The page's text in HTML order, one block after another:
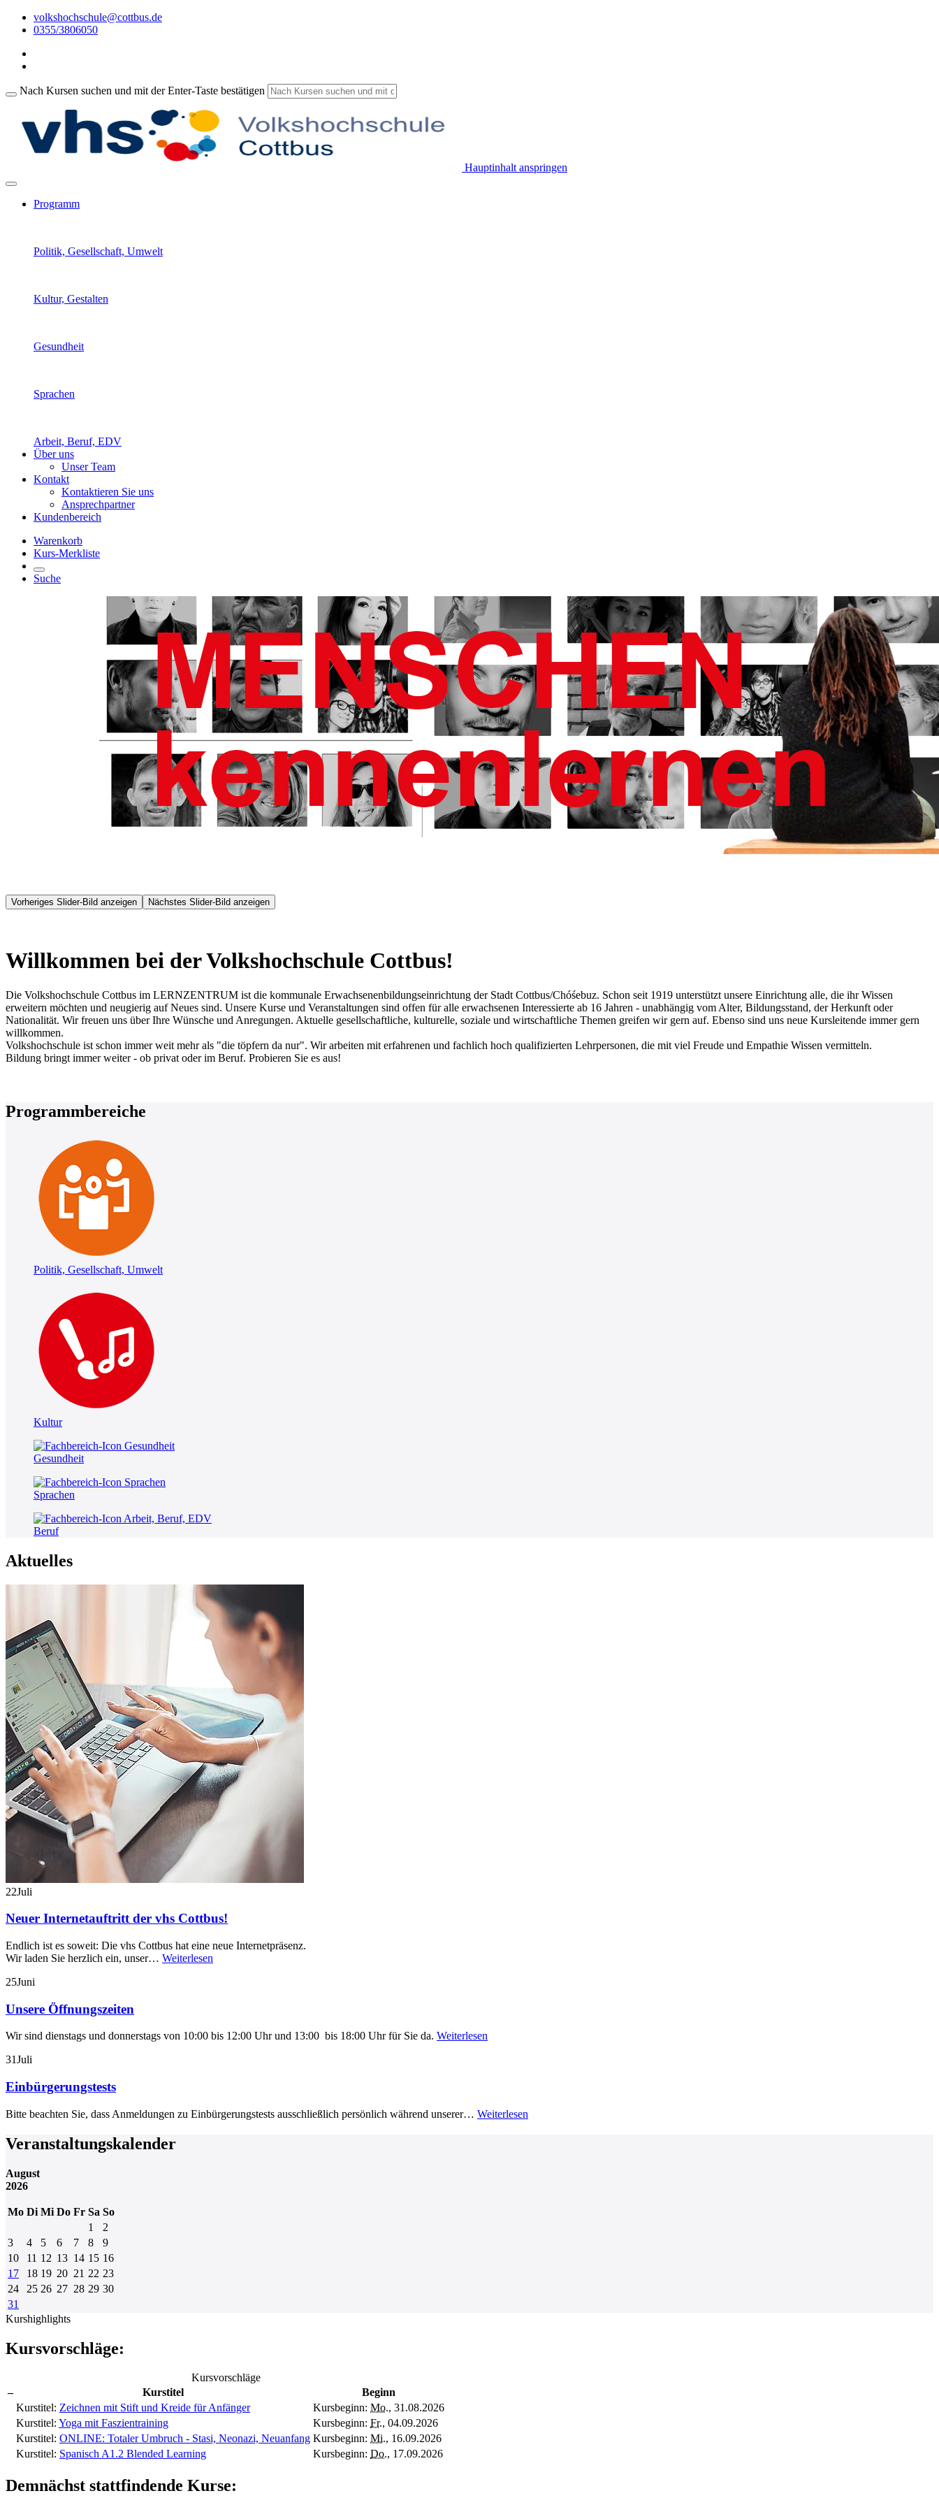
volkshochschule@cottbus.de
0355/3806050
Nach Kursen suchen und mit der Enter-Taste bestätigen
Hauptinhalt anspringen
Programm
Politik, Gesellschaft, Umwelt
Kultur, Gestalten
Gesundheit
Sprachen
Arbeit, Beruf, EDV
Über uns
Unser Team
Kontakt
Kontaktieren Sie uns
Ansprechpartner
Kundenbereich
Warenkorb
Kurs-Merkliste
Suche
Vorheriges Slider-Bild anzeigen Nächstes Slider-Bild anzeigen
Willkommen bei der Volkshochschule Cottbus!
Die Volkshochschule Cottbus im LERNZENTRUM ist die kommunale Erwachsenenbildungseinrichtung der Stadt Cottbus/Chóśebuz. Schon seit 1919 unterstützt unsere Einrichtung alle, die ihr Wissen
erweitern möchten und neugierig auf Neues sind. Unsere Kurse und Veranstaltungen sind offen für alle erwachsenen Interessierte ab 16 Jahren - unabhängig vom Alter, Bildungsstand, der Herkunft oder
Nationalität. Wir freuen uns über Ihre Wünsche und Anregungen. Aktuelle gesellschaftliche, kulturelle, soziale und wirtschaftliche Themen greifen wir gern auf. Ebenso sind uns neue Kursleitende immer gern
willkommen.
Volkshochschule ist schon immer weit mehr als "die töpfern da nur". Wir arbeiten mit erfahrenen und fachlich hoch qualifizierten Lehrpersonen, die mit viel Freude und Empathie Wissen vermitteln.
Bildung bringt immer weiter - ob privat oder im Beruf. Probieren Sie es aus!
Programmbereiche
Politik, Gesellschaft, Umwelt
Kultur
Gesundheit
Sprachen
Beruf
Aktuelles
22Juli
Neuer Internetauftritt der vhs Cottbus!
Endlich ist es soweit: Die vhs Cottbus hat eine neue Internetpräsenz.
Wir laden Sie herzlich ein, unser… Weiterlesen
25Juni
Unsere Öffnungszeiten
Wir sind dienstags und donnerstags von 10:00 bis 12:00 Uhr und 13:00 bis 18:00 Uhr für Sie da. Weiterlesen
31Juli
Einbürgerungstests
Bitte beachten Sie, dass Anmeldungen zu Einbürgerungstests ausschließlich persönlich während unserer… Weiterlesen
Veranstaltungskalender
August
2026
Mo Di Mi Do Fr Sa So
1
2
3
4 5 6 7 8
9
10
11 12 13 14 15 16
17
18 19 20 21 22 23
24
25 26 27 28 29 30
31
Kurshighlights
Kursvorschläge:
Kursvorschläge
–
Kurstitel
Beginn
Kurstitel: Zeichnen mit Stift und Kreide für Anfänger Kursbeginn: Mo., 31.08.2026
Kurstitel: Yoga mit Faszientraining Kursbeginn: Fr., 04.09.2026
Kurstitel: ONLINE: Totaler Umbruch - Stasi, Neonazi, Neuanfang Kursbeginn: Mi., 16.09.2026
Kurstitel: Spanisch A1.2 Blended Learning Kursbeginn: Do., 17.09.2026
Demnächst stattfindende Kurse: